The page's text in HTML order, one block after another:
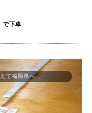
で下車
て福岡県へ